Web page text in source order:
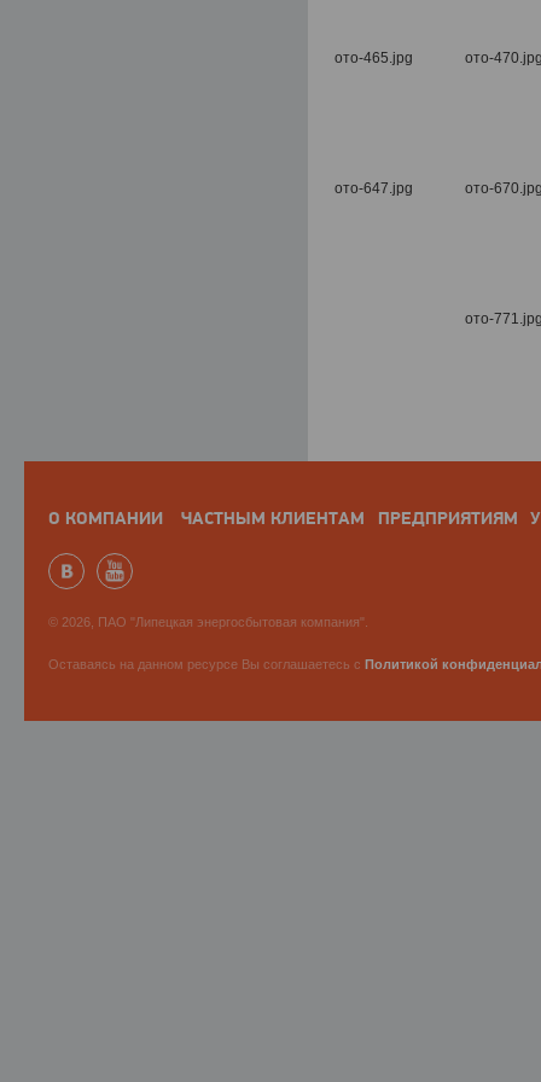
О КОМПАНИИ ЧАСТНЫМ КЛИЕНТАМ ПРЕДПРИЯТИЯМ
© 2026, ПАО "Липецкая энергосбытовая компания".
Оставаясь на данном ресурсе Вы соглашаетесь с Политикой